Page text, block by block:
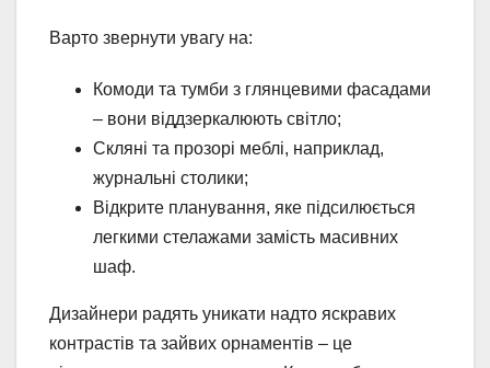
Варто звернути увагу на:
Комоди та тумби з глянцевими фасадами
– вони віддзеркалюють світло;
Скляні та прозорі меблі, наприклад,
журнальні столики;
Відкрите планування, яке підсилюється
легкими стелажами замість масивних
шаф.
Дизайнери радять уникати надто яскравих
контрастів та зайвих орнаментів – це